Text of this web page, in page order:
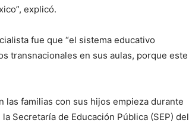
explicó.
fue que “el sistema educativo
transnacionales en sus aulas, porque este
las familias con sus hijos empieza durante
Secretaría de Educación Pública (SEP) del